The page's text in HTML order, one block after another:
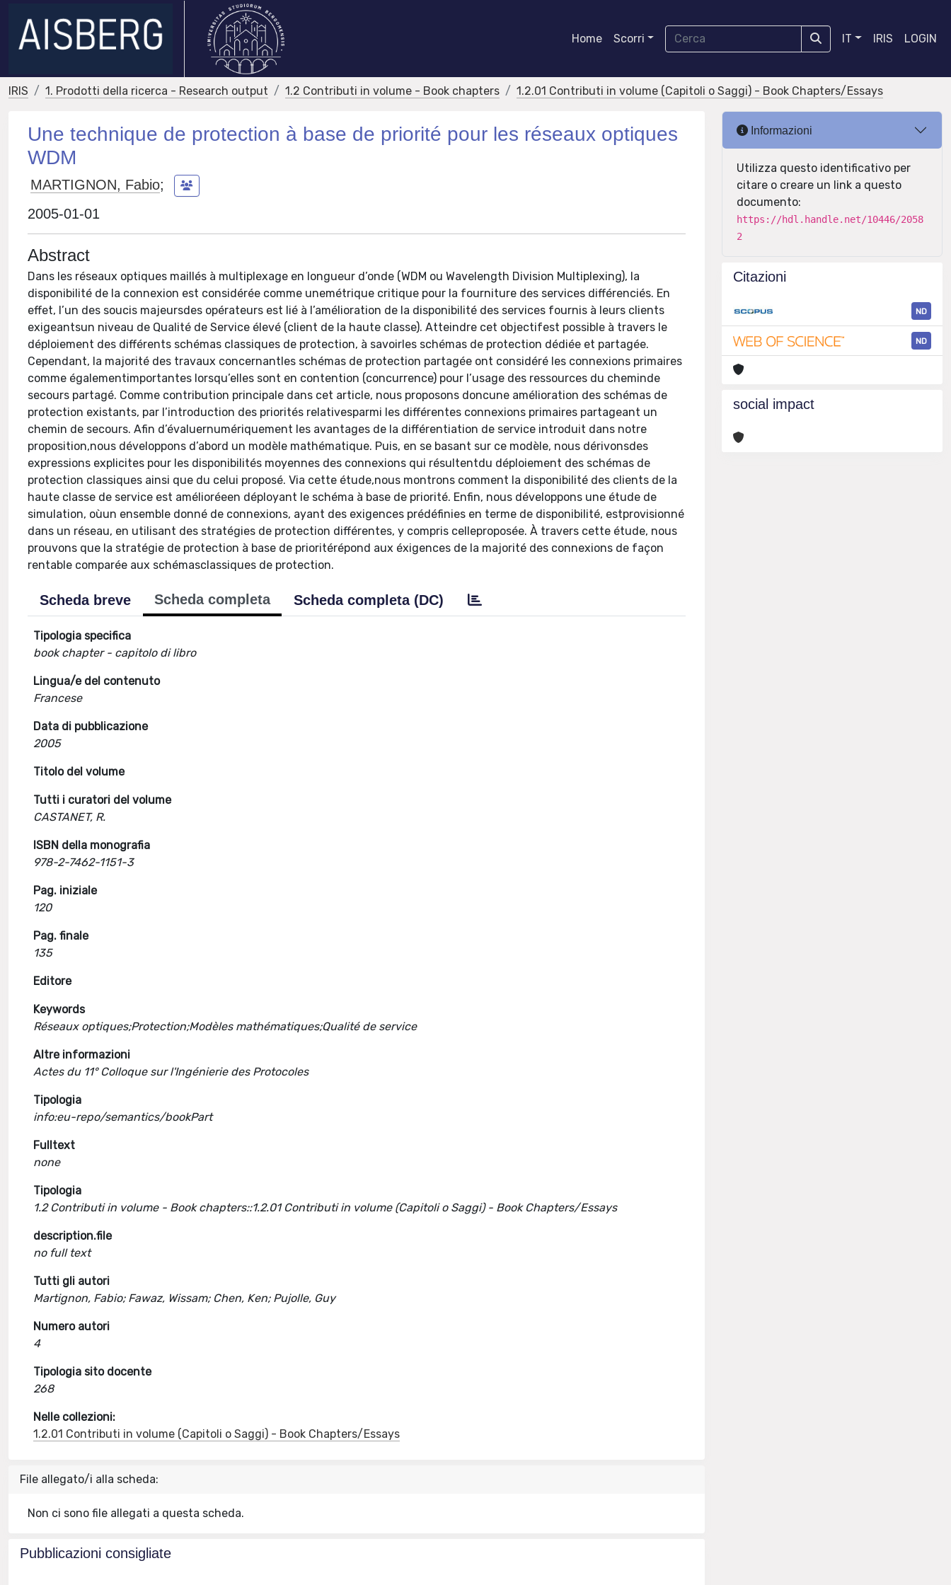
Home Scorri IT IRIS LOGIN
IRIS 1. Prodotti della ricerca - Research output 1.2 Contributi in volume - Book chapters 1.2.01 Contributi in volume (Capitoli o Saggi) - Book Chapters/Essays
Une technique de protection à base de priorité pour les réseaux optiques
WDM
MARTIGNON, Fabio;
2005-01-01
Abstract
Dans les réseaux optiques maillés à multiplexage en longueur d’onde (WDM ou Wavelength Division Multiplexing), la
disponibilité de la connexion est considérée comme unemétrique critique pour la fourniture des services différenciés. En
effet, l’un des soucis majeursdes opérateurs est lié à l’amélioration de la disponibilité des services fournis à leurs clients
exigeantsun niveau de Qualité de Service élevé (client de la haute classe). Atteindre cet objectifest possible à travers le
déploiement des différents schémas classiques de protection, à savoirles schémas de protection dédiée et partagée.
Cependant, la majorité des travaux concernantles schémas de protection partagée ont considéré les connexions primaires
comme égalementimportantes lorsqu’elles sont en contention (concurrence) pour l’usage des ressources du cheminde
secours partagé. Comme contribution principale dans cet article, nous proposons doncune amélioration des schémas de
protection existants, par l’introduction des priorités relativesparmi les différentes connexions primaires partageant un
chemin de secours. Afin d’évaluernumériquement les avantages de la différentiation de service introduit dans notre
proposition,nous développons d’abord un modèle mathématique. Puis, en se basant sur ce modèle, nous dérivonsdes
expressions explicites pour les disponibilités moyennes des connexions qui résultentdu déploiement des schémas de
protection classiques ainsi que du celui proposé. Via cette étude,nous montrons comment la disponibilité des clients de la
haute classe de service est amélioréeen déployant le schéma à base de priorité. Enfin, nous développons une étude de
simulation, oùun ensemble donné de connexions, ayant des exigences prédéfinies en terme de disponibilité, estprovisionné
dans un réseau, en utilisant des stratégies de protection différentes, y compris celleproposée. À travers cette étude, nous
prouvons que la stratégie de protection à base de prioritérépond aux éxigences de la majorité des connexions de façon
rentable comparée aux schémasclassiques de protection.
Scheda breve Scheda completa Scheda completa (DC)
Tipologia specifica
book chapter - capitolo di libro
Lingua/e del contenuto
Francese
Data di pubblicazione
2005
Titolo del volume
Tutti i curatori del volume
CASTANET, R.
ISBN della monografia
978-2-7462-1151-3
Pag. iniziale
120
Pag. finale
135
Editore
Keywords
Réseaux optiques;Protection;Modèles mathématiques;Qualité de service
Altre informazioni
Actes du 11° Colloque sur l'Ingénierie des Protocoles
Tipologia
info:eu-repo/semantics/bookPart
Fulltext
none
Tipologia
1.2 Contributi in volume - Book chapters::1.2.01 Contributi in volume (Capitoli o Saggi) - Book Chapters/Essays
description.file
no full text
Tutti gli autori
Martignon, Fabio; Fawaz, Wissam; Chen, Ken; Pujolle, Guy
Numero autori
4
Tipologia sito docente
268
Nelle collezioni:
1.2.01 Contributi in volume (Capitoli o Saggi) - Book Chapters/Essays
File allegato/i alla scheda:
Non ci sono file allegati a questa scheda.
Pubblicazioni consigliate
Informazioni
Utilizza questo identificativo per
citare o creare un link a questo
documento:
https://hdl.handle.net/10446/2058
2
Citazioni
ND
ND
social impact